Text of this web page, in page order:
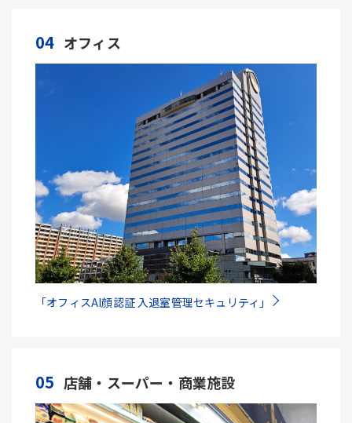
04 オフィス
「オフィスAI顔認証 入退室管理セキュリティ」
05 店舗・スーパー・商業施設